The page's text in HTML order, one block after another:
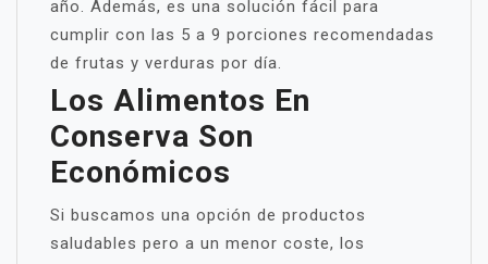
año. Además, es una solución fácil para
cumplir con las 5 a 9 porciones recomendadas
de frutas y verduras por día.
Los Alimentos En
Conserva Son
Económicos
Si buscamos una opción de productos
saludables pero a un menor coste, los